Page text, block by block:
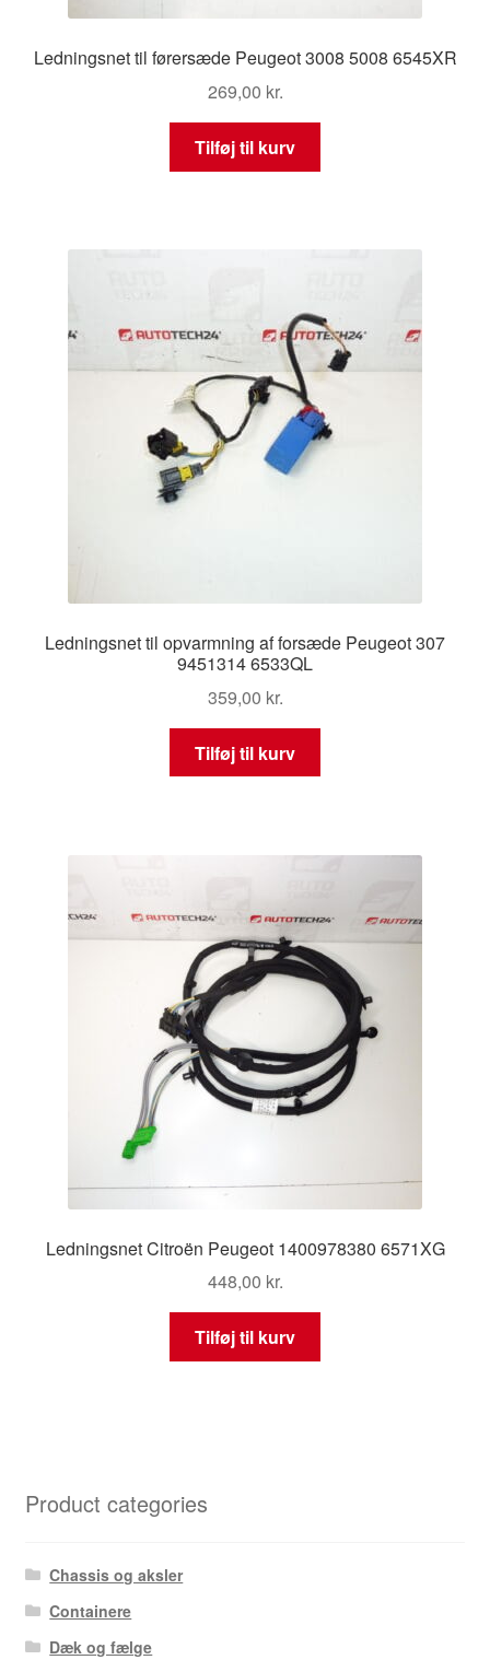
Ledningsnet til førersæde Peugeot 3008 5008 6545XR
269,00 kr.
Tilføj til kurv
Ledningsnet til opvarmning af forsæde Peugeot 307
9451314 6533QL
359,00 kr.
Tilføj til kurv
Ledningsnet Citroën Peugeot 1400978380 6571XG
448,00 kr.
Tilføj til kurv
Product categories
Chassis og aksler
Containere
Dæk og fælge